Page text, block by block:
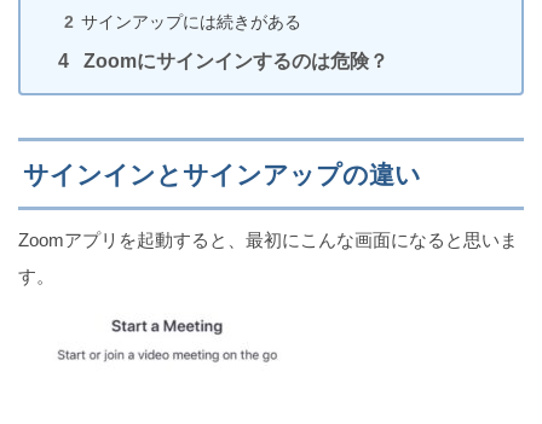
（iPhone）
サインアップには続きがある
Zoomにサインインするのは危険？
サインインとサインアップの違い
Zoomアプリを起動すると、最初にこんな画面になると思いま
す。